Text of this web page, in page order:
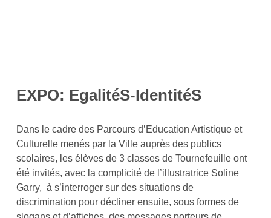
EXPO: EgalitéS-IdentitéS
Dans le cadre des Parcours d’Education Artistique et
Culturelle menés par la Ville auprès des publics
scolaires, les élèves de 3 classes de Tournefeuille ont
été invités, avec la complicité de l’illustratrice Soline
Garry, à s’interroger sur des situations de
discrimination pour décliner ensuite, sous formes de